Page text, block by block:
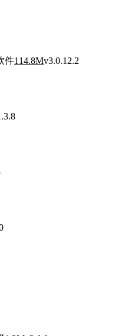
件114.8Mv3.0.12.2